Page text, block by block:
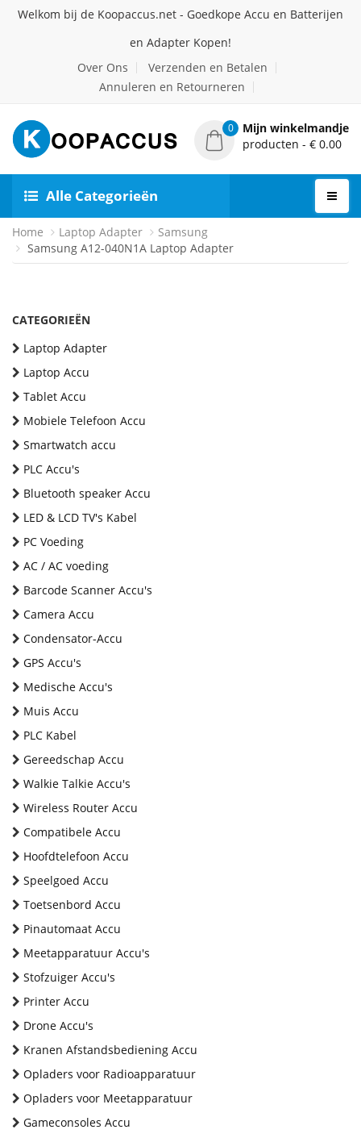
Welkom bij de Koopaccus.net - Goedkope Accu en Batterijen
en Adapter Kopen!
Over Ons
Verzenden en Betalen
Annuleren en Retourneren
0
Mijn winkelmandje
producten - € 0.00
Alle Categorieën
Home Laptop Adapter
Samsung
Samsung A12-040N1A Laptop Adapter
CATEGORIEËN
Laptop Adapter
Laptop Accu
Tablet Accu
Mobiele Telefoon Accu
Smartwatch accu
PLC Accu's
Bluetooth speaker Accu
LED & LCD TV's Kabel
PC Voeding
AC / AC voeding
Barcode Scanner Accu's
Camera Accu
Condensator-Accu
GPS Accu's
Medische Accu's
Muis Accu
PLC Kabel
Gereedschap Accu
Walkie Talkie Accu's
Wireless Router Accu
Compatibele Accu
Hoofdtelefoon Accu
Speelgoed Accu
Toetsenbord Accu
Pinautomaat Accu
Meetapparatuur Accu's
Stofzuiger Accu's
Printer Accu
Drone Accu's
Kranen Afstandsbediening Accu
Opladers voor Radioapparatuur
Opladers voor Meetapparatuur
Gameconsoles Accu